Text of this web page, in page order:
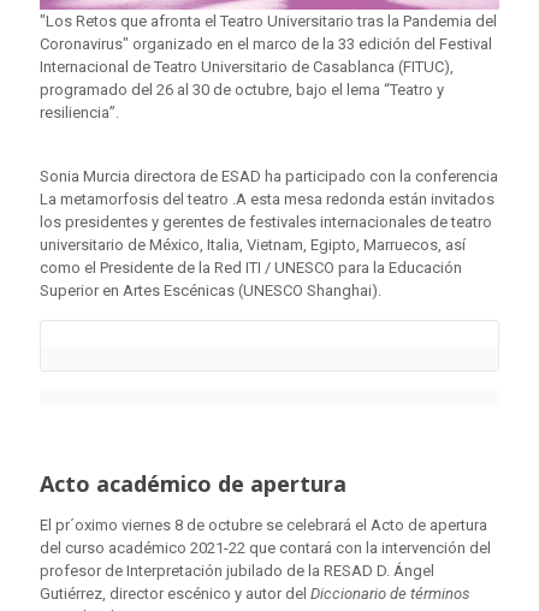
"Los Retos que afronta el Teatro Universitario tras la Pandemia del
Coronavirus" organizado en el marco de la 33 edición del Festival
Internacional de Teatro Universitario de Casablanca (FITUC),
programado del 26 al 30 de octubre, bajo el lema “Teatro y
resiliencia”.
Sonia Murcia directora de ESAD ha participado con la conferencia
La metamorfosis del teatro .A esta mesa redonda están invitados
los presidentes y gerentes de festivales internacionales de teatro
universitario de México, Italia, Vietnam, Egipto, Marruecos, así
como el Presidente de la Red ITI / UNESCO para la Educación
Superior en Artes Escénicas (UNESCO Shanghai).
Acto académico de apertura
El pr´oximo viernes 8 de octubre se celebrará el Acto de apertura
del curso académico 2021-22 que contará con la intervención del
profesor de Interpretación jubilado de la RESAD D. Ángel
Gutiérrez, director escénico y autor del Diccionario de términos